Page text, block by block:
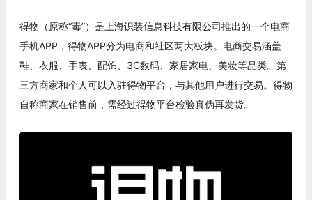
得物（原称“毒”）是上海识装信息科技有限公司推出的一个电商
手机APP，得物APP分为电商和社区两大板块。电商交易涵盖
鞋、衣服、手表、配饰、3C数码、家居家电、美妆等品类。第
三方商家和个人可以入驻得物平台，与其他用户进行交易。得物
自称商家在销售前，需经过得物平台检验真伪再发货。